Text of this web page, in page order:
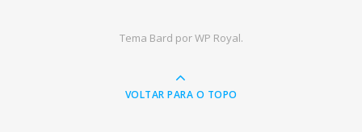
Tema Bard porWP Royal.
VOLTAR PARA O TOPO